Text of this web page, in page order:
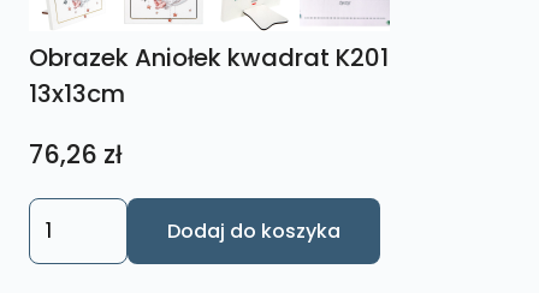
Obrazek Aniołek kwadrat K201
13x13cm
76,26 zł
ilość
Obrazek
Dodaj do koszyka